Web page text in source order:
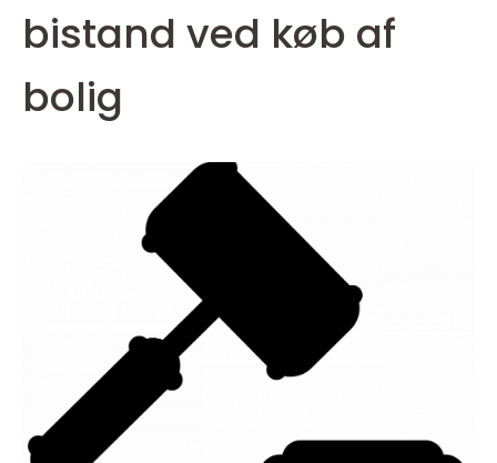
bistand ved køb af
bolig